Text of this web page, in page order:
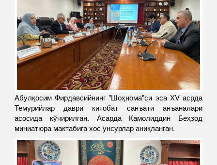
Абулқосим Фирдавсийнинг "Шоҳнома"си эса XV асрда
Темурийлар даври китобат санъати анъаналари
асосида кўчирилган. Асарда Камолиддин Беҳзод
миниатюра мактабига хос унсурлар аниқланган.